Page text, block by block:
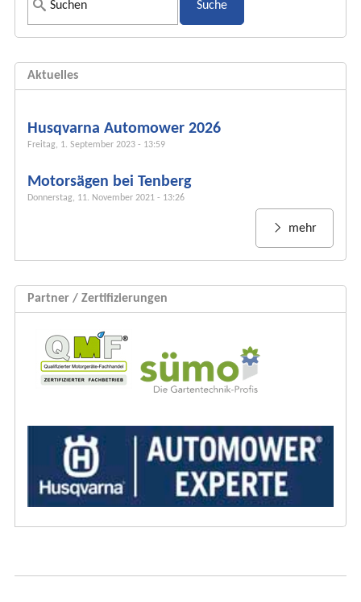
S
u
h
f
r
m
l
a
Aktuelles
Husqvarna Automower 2026
Freitag, 1. September 2023 - 13:59
Motorsägen bei Tenberg
Donnerstag, 11. November 2021 - 13:26
mehr
Partner / Zertifizierungen